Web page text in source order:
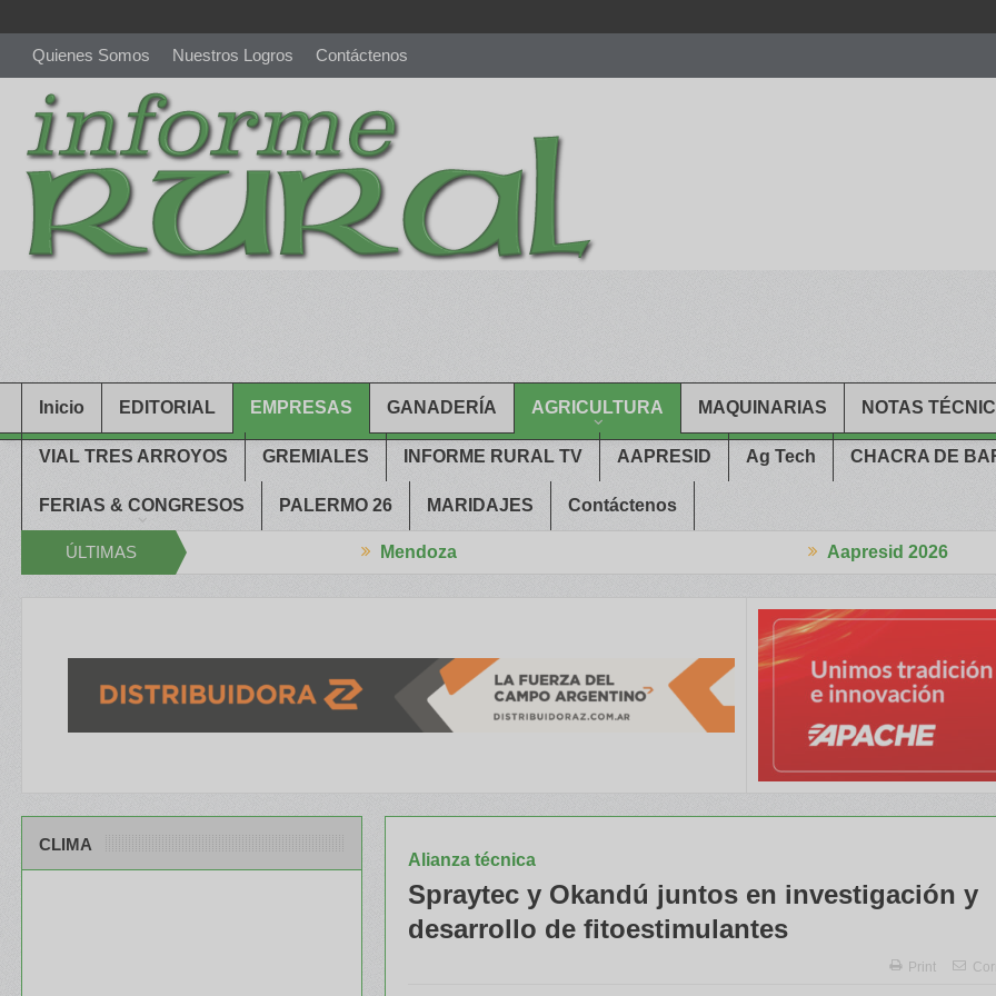
Quienes Somos Nuestros Logros Contáctenos
richardmillereplica is also available with delicate watches for women.patekphilippe.to
Inicio EDITORIAL EMPRESAS GANADERÍA AGRICULTURA MAQUINARIAS NOTAS
VIAL TRES ARROYOS GREMIALES INFORME RURAL TV AAPRESID Ag Tech CHACRA DE
FERIAS & CONGRESOS PALERMO 26 MARIDAJES Contáctenos
ÚLTIMAS Aapresid 2026
Alianza técnica
Spraytec y Okandú juntos en investigación y
desarrollo de fitoestimulantes
Print
CLIMA